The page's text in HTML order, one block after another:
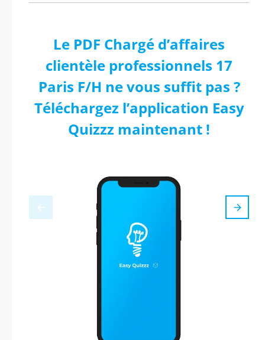
Le PDF Chargé d’affaires
clientèle professionnels 17
Paris F/H ne vous suffit pas ?
Téléchargez l’application Easy
Quizzz maintenant !